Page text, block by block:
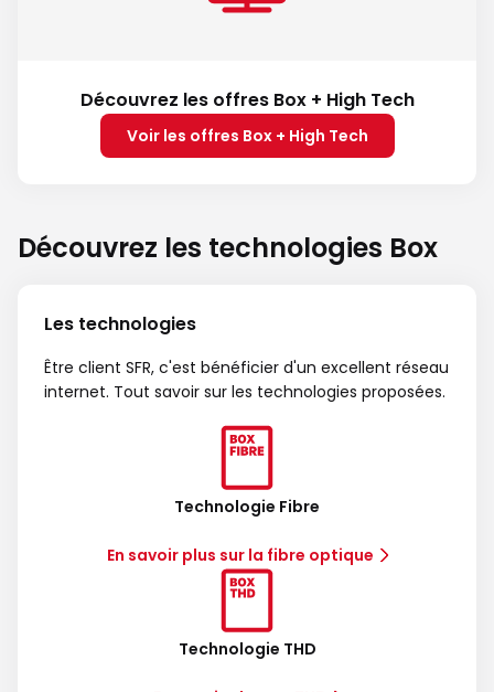
Découvrez les offres Box + High Tech
Voir les offres Box + High Tech
Découvrez les technologies Box
Les technologies
Être client SFR, c'est bénéficier d'un excellent réseau
internet. Tout savoir sur les technologies proposées.
Technologie Fibre
En savoir plus sur la fibre optique
Technologie THD